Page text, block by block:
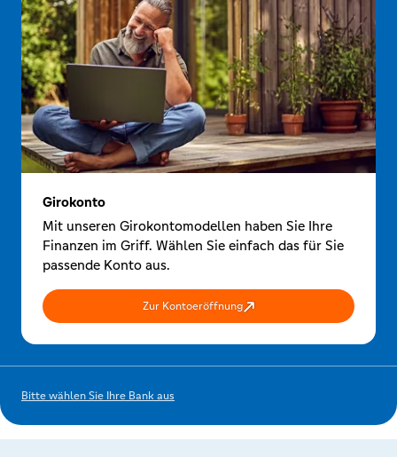
Girokonto
Mit unseren Girokontomodellen haben Sie Ihre
Finanzen im Griff. Wählen Sie einfach das für Sie
passende Konto aus.
Zur Kontoeröffnung
Bitte wählen Sie Ihre Bank aus